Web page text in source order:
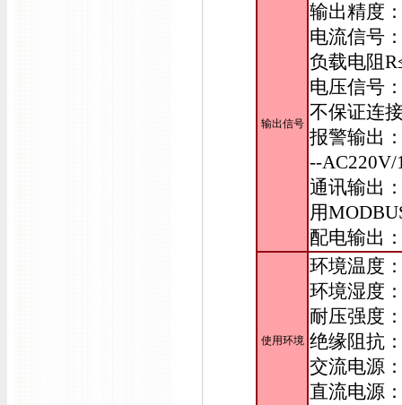
输出信号
输出精度
电流信号
负载电阻
电压信号
不保证连
报警输出
--
通讯输出
用
配电输出
使用环境
环境温度
环境湿度
耐压强度
绝缘阻抗
交流电源
直流电源